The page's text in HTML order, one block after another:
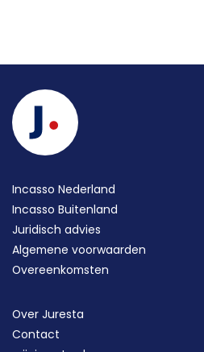
Incasso Nederland
Incasso Buitenland
Juridisch advies
Algemene voorwaarden
Overeenkomsten
Over Juresta
Contact